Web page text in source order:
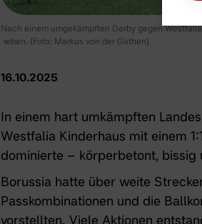
Nach einem umgekämpften Derby gegen
geben. (Foto: Markus von der Gathen)
16.10.2025
In einem hart umkämpften
Westfalia Kinderhaus mit einem
dominierte – körperbetont, bissig
Borussia hatte über weite
Passkombinationen und die
vorstellten. Viele Aktionen